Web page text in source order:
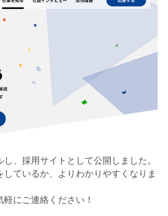
、採用サイトとして公開しました。
ているか、よりわかりやすくなりま
にご連絡ください！